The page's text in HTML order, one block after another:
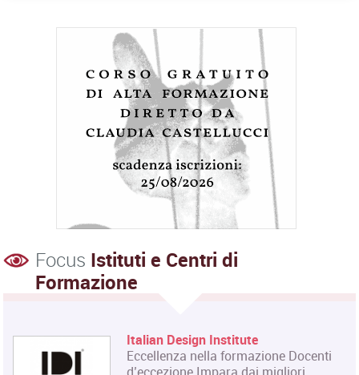
Focus Istituti e Centri di
Formazione
Italian Design Institute
Eccellenza nella formazione Docenti
d’eccezione Impara dai migliori